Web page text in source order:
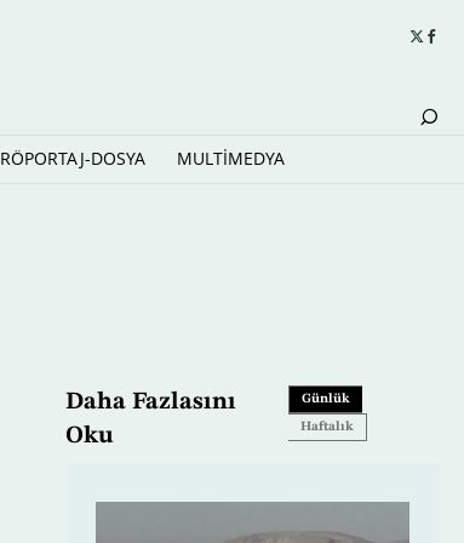
RÖPORTAJ-DOSYA MULTİMEDYA
Daha Fazlasını
Oku
Günlük
Haftalık